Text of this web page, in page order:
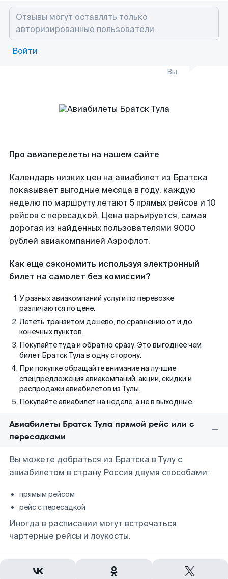
Войти
Вы
Про авиаперелеты на нашем сайте
Календарь низких цен на авиабилет из Братска
показывает выгодные месяца в году, каждую
неделю по маршруту летают 5 прямых рейсов и 10
рейсов с пересадкой. Цена варьируется, самая
дорогая из найденных пользователями 9000
рублей авиакомпанией Аэрофлот.
Как еще сэкономить используя электронный
билет на самолет без комиссии?
У разных авиакомпаний услуги по перевозке
различаются по цене.
Лететь транзитом дешево, по сравнению от и до
конечных пунктов.
Покупайте туда и обратно сразу. Это выгоднее чем
билет Братск Тула в одну сторону.
При покупке обращайте внимание на лучшие
спецпредложения авиакомпаний, акции, скидки и
распродажи авиабилетов из Тулы.
Покупайте авиабилет на неделе, а не в выходные.
Авиабилеты Братск Тула прямой рейс или с
пересадками
Вы можете добраться из Братска в Тулу с
авиабилетом в страну Россия двумя способами:
прямым рейсом
рейс с пересадкой
Иногда в расписании могут встречаться
чартерные рейсы и лоукосты.